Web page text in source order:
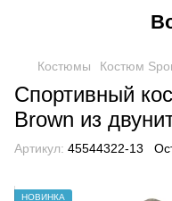
Костюмы Костюм
Спортивный
Brown из
Артикул: 45544322-13
НОВИНКА